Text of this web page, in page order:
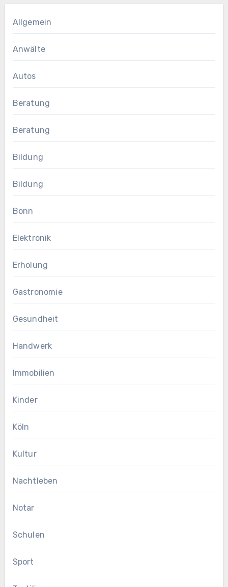
Allgemein
Anwälte
Autos
Beratung
Beratung
Bildung
Bildung
Bonn
Elektronik
Erholung
Gastronomie
Gesundheit
Handwerk
Immobilien
Kinder
Köln
Kultur
Nachtleben
Notar
Schulen
Sport